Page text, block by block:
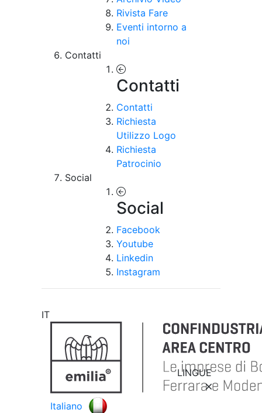
Rivista Fare
Eventi intorno a
noi
Contatti
Contatti
Contatti
Richiesta
Utilizzo Logo
Richiesta
Patrocinio
Social
Social
Facebook
Youtube
Linkedin
Instagram
IT
LINGUE
Italiano